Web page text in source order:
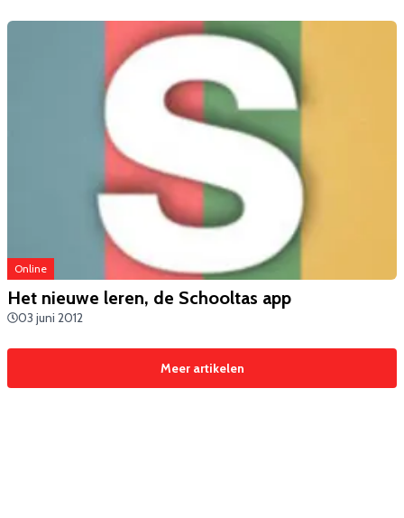
Online
Het nieuwe leren, de Schooltas app
03 juni 2012
Meer artikelen